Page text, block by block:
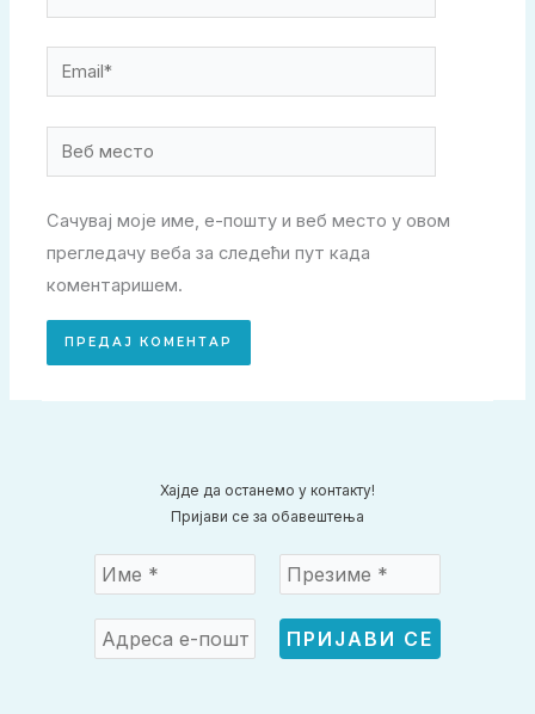
Email*
Веб
место
Сачувај моје име, е-пошту и веб место у овом
прегледачу веба за следећи пут када
коментаришем.
Хајде да останемо у контакту!
Пријави се за обавештења